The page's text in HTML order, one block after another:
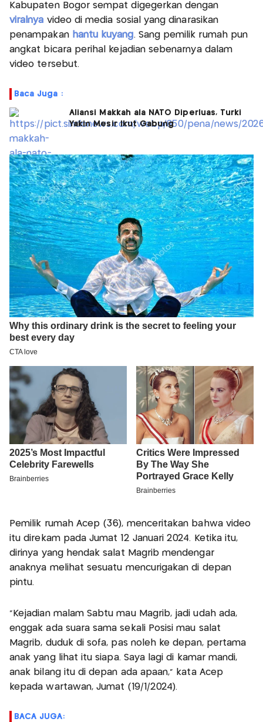
Kabupaten Bogor sempat digegerkan dengan
viralnya video di media sosial yang dinarasikan
penampakan hantu kuyang. Sang pemilik rumah pun
angkat bicara perihal kejadian sebenarnya dalam
video tersebut.
Baca Juga :
Aliansi Makkah ala NATO Diperluas, Turki
Yakin Mesir Ikut Gabung
Pemilik rumah Acep (36), menceritakan bahwa video
itu direkam pada Jumat 12 Januari 2024. Ketika itu,
dirinya yang hendak salat Magrib mendengar
anaknya melihat sesuatu mencurigakan di depan
pintu.
"Kejadian malam Sabtu mau Magrib, jadi udah ada,
enggak ada suara sama sekali Posisi mau salat
Magrib, duduk di sofa, pas noleh ke depan, pertama
anak yang lihat itu siapa. Saya lagi di kamar mandi,
anak bilang itu di depan ada apaan," kata Acep
kepada wartawan, Jumat (19/1/2024).
BACA JUGA: